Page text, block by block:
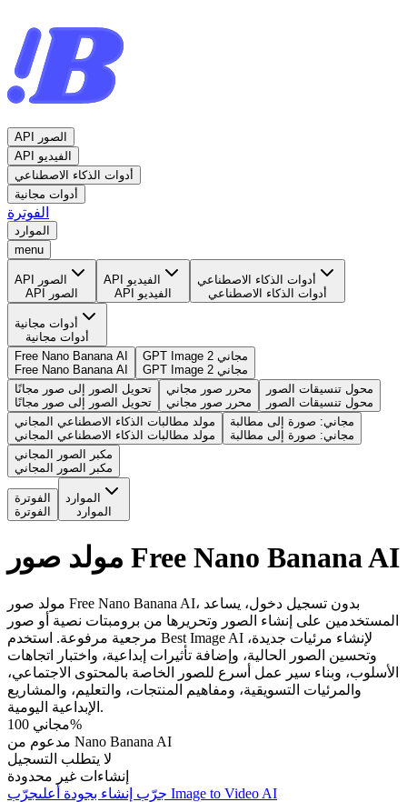
API الصور
API الفيديو
أدوات الذكاء الاصطناعي
أدوات مجانية
الفوترة
الموارد
menu
API الصور
API الصور
API الفيديو
API الفيديو
أدوات الذكاء الاصطناعي
أدوات الذكاء الاصطناعي
أدوات مجانية
أدوات مجانية
Free Nano Banana AI
Free Nano Banana AI
GPT Image 2 مجاني
GPT Image 2 مجاني
تحويل الصور إلى صور مجانًا
تحويل الصور إلى صور مجانًا
محرر صور مجاني
محرر صور مجاني
محول تنسيقات الصور
محول تنسيقات الصور
مولد مطالبات الذكاء الاصطناعي المجاني
مولد مطالبات الذكاء الاصطناعي المجاني
مجاني: صورة إلى مطالبة
مجاني: صورة إلى مطالبة
مكبر الصور المجاني
مكبر الصور المجاني
الفوترة
الفوترة
الموارد
الموارد
مولد صور Free Nano Banana AI
مولد صور Free Nano Banana AI، بدون تسجيل دخول، يساعد
المستخدمين على إنشاء الصور وتحريرها من برومبتات نصية أو صور
مرجعية مرفوعة. استخدم Best Image AI لإنشاء مرئيات جديدة،
وتحسين الصور الحالية، وإضافة تأثيرات إبداعية، واختبار اتجاهات
الأسلوب، وبناء سير عمل أسرع للصور الخاصة بالمحتوى الاجتماعي،
والمرئيات التسويقية، ومفاهيم المنتجات، والتعليم، والمشاريع
الإبداعية اليومية.
مجاني 100%
مدعوم من Nano Banana AI
لا يتطلب التسجيل
إنشاءات غير محدودة
جرّب إنشاء بجودة أعلى جرّب Image to Video AI